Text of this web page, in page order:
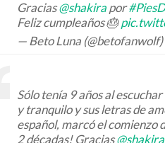
Gracias@shakira por
Feliz cumpleaños 🎂
— Beto Luna (@betofanwolf)
Sólo tenía 9 años al
y tranquilo y sus letras de
español, marcó el comienzo
2 décadas! Gracias@shakira